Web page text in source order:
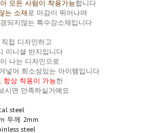
모든 사람이 착용가능합니다
는 소재로 마감이 뛰어나며
되지않는 특수강소재입니다
접 디자인하고
이니셜 반지입니다
나는 디자인으로
넣어 희소성있는 아이템입니다
항상 착용이 가능한
시면 만족하실거예요
steel
두께 2mm
steel